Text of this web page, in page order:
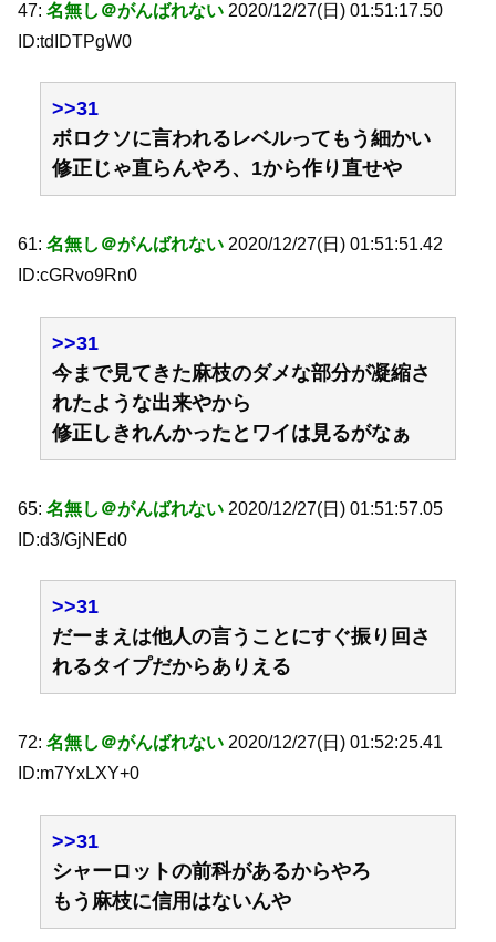
47: 名無し＠がんばれない 2020/12/27(日) 01:51:17.50
ID:tdIDTPgW0
>>31
ボロクソに言われるレベルってもう細かい
修正じゃ直らんやろ、1から作り直せや
61: 名無し＠がんばれない 2020/12/27(日) 01:51:51.42
ID:cGRvo9Rn0
>>31
今まで見てきた麻枝のダメな部分が凝縮さ
れたような出来やから
修正しきれんかったとワイは見るがなぁ
65: 名無し＠がんばれない 2020/12/27(日) 01:51:57.05
ID:d3/GjNEd0
>>31
だーまえは他人の言うことにすぐ振り回さ
れるタイプだからありえる
72: 名無し＠がんばれない 2020/12/27(日) 01:52:25.41
ID:m7YxLXY+0
>>31
シャーロットの前科があるからやろ
もう麻枝に信用はないんや